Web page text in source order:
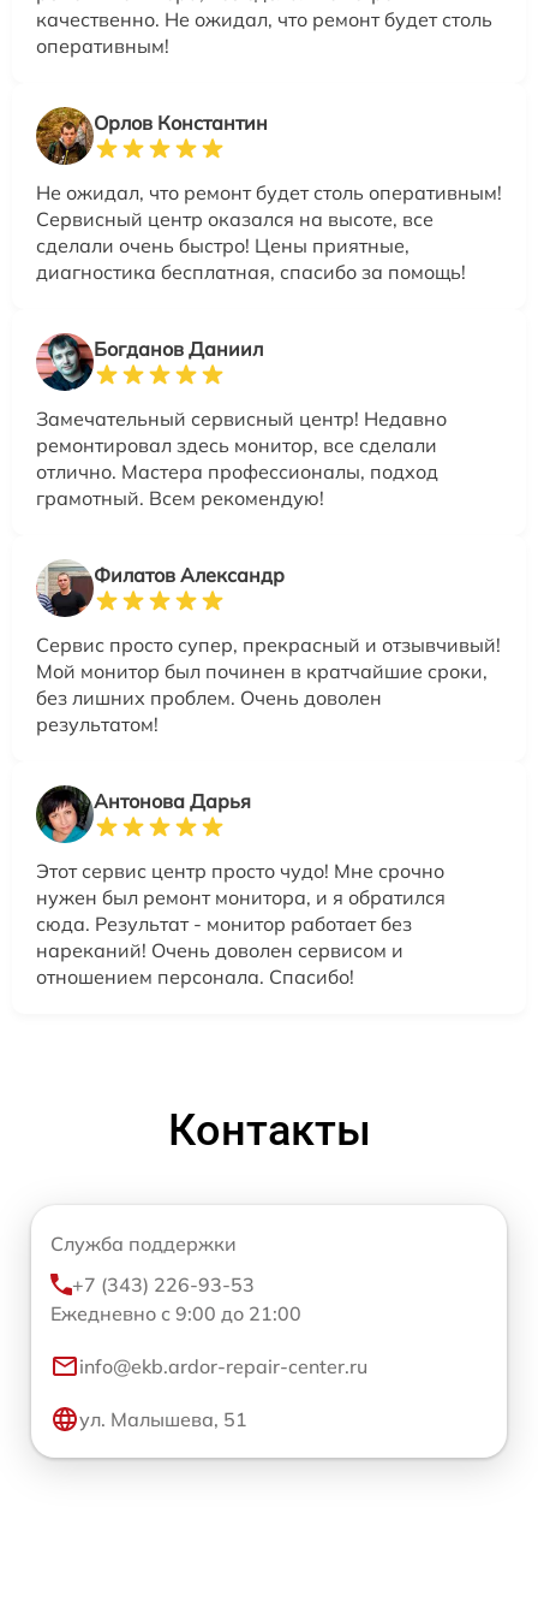
качественно. Не ожидал, что ремонт будет столь
оперативным!
Орлов Константин
Не ожидал, что ремонт будет столь оперативным!
Сервисный центр оказался на высоте, все
сделали очень быстро! Цены приятные,
диагностика бесплатная, спасибо за помощь!
Богданов Даниил
Замечательный сервисный центр! Недавно
ремонтировал здесь монитор, все сделали
отлично. Мастера профессионалы, подход
грамотный. Всем рекомендую!
Филатов Александр
Сервис просто супер, прекрасный и отзывчивый!
Мой монитор был починен в кратчайшие сроки,
без лишних проблем. Очень доволен
результатом!
Антонова Дарья
Этот сервис центр просто чудо! Мне срочно
нужен был ремонт монитора, и я обратился
сюда. Результат - монитор работает без
нареканий! Очень доволен сервисом и
отношением персонала. Спасибо!
Контакты
Служба поддержки
+7 (343) 226-93-53
Ежедневно с 9:00 до 21:00
info@ekb.ardor-repair-center.ru
ул. Малышева, 51